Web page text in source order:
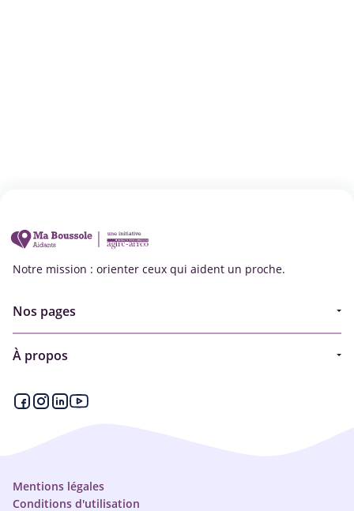
Notre mission : orienter ceux qui aident un proche.
Nos pages
Aides financières et congés
À propos
Qui sommes-nous ?
Mentions légales
Conditions d'utilisation